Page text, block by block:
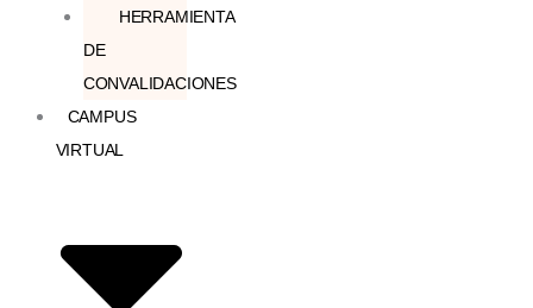
HERRAMIENTA
DE
CONVALIDACIONES
CAMPUS
VIRTUAL